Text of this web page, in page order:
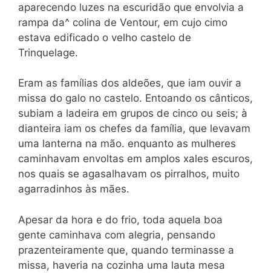
aparecendo luzes na escuridão que envolvia a
rampa da^ colina de Ventour, em cujo cimo
estava edificado o velho castelo de
Trinquelage.
Eram as famílias dos aldeões, que iam ouvir a
missa do galo no castelo. Entoando os cânticos,
subiam a ladeira em grupos de cinco ou seis; à
dianteira iam os chefes da família, que levavam
uma lanterna na mão. enquanto as mulheres
caminhavam envoltas em amplos xales escuros,
nos quais se agasalhavam os pirralhos, muito
agarradinhos às mães.
Apesar da hora e do frio, toda aquela boa
gente caminhava com alegria, pensando
prazenteiramente que, quando terminasse a
missa, haveria na cozinha uma lauta mesa